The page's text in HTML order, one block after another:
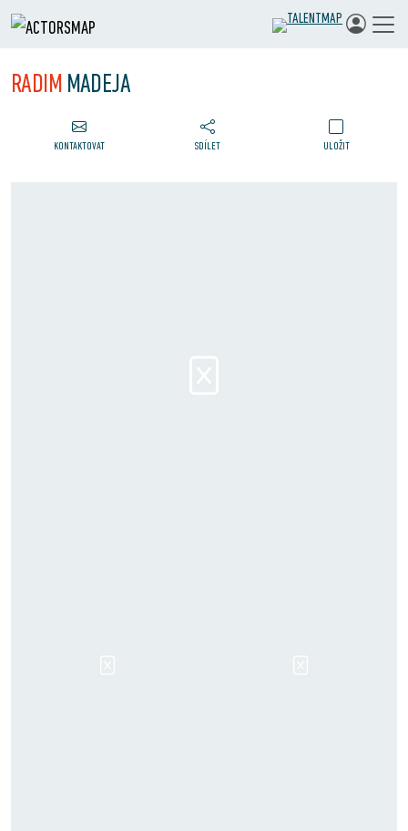
RADIM MADEJA
KONTAKTOVAT SDÍLET ULOŽIT